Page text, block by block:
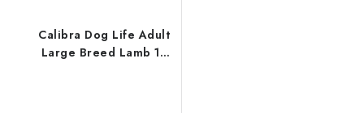
Calibra Dog Life Adult
Large Breed Lamb 12